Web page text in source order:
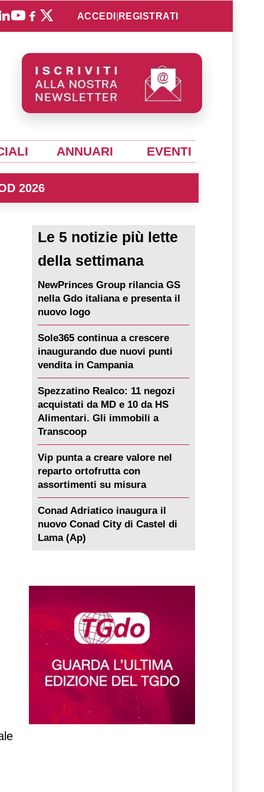
ACCEDI REGISTRATI
ANNUARI EVENTI
2026
Le 5 notizie più lette
della settimana
NewPrinces Group rilancia GS
nella Gdo italiana e presenta il
nuovo logo
Sole365 continua a crescere
inaugurando due nuovi punti
vendita in Campania
Spezzatino Realco: 11 negozi
acquistati da MD e 10 da HS
Alimentari. Gli immobili a
Transcoop
Vip punta a creare valore nel
reparto ortofrutta con
assortimenti su misura
Conad Adriatico inaugura il
nuovo Conad City di Castel di
Lama (Ap)